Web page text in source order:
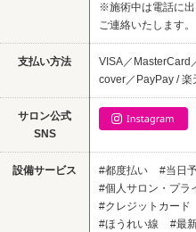
※施術中は電話に出
ご連絡いたします。
支払い方法
VISA／MasterCard
cover／PayPay / 楽
サロン公式
SNS
設備サービス #都度払い #当日
#個人サロン・プラ
#クレジットカード
#ほうれい線
#最